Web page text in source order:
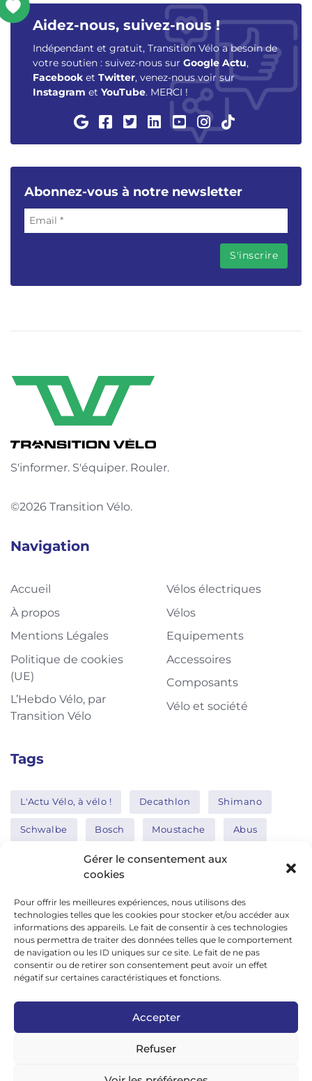
Gérer le consentement aux
cookies
Pour offrir les meilleures expériences, nous utilisons des
technologies telles que les cookies pour stocker et/ou accéder aux
informations des appareils. Le fait de consentir à ces technologies
nous permettra de traiter des données telles que le comportement
de navigation ou les ID uniques sur ce site. Le fait de ne pas
consentir ou de retirer son consentement peut avoir un effet
négatif sur certaines caractéristiques et fonctions.
Accepter
Refuser
Aidez-nous, suivez-nous !
Indépendant et gratuit, Transition Vélo a besoin de
votre soutien : suivez-nous sur Google Actu,
Facebook et Twitter, venez-nous voir sur
Instagram et YouTube. MERCI !
Abonnez-vous à notre newsletter
S'informer. S'équiper. Rouler.
©2026 Transition Vélo.
Navigation
Accueil
À propos
Mentions Légales
Politique de cookies
(UE)
L’Hebdo Vélo, par
Transition Vélo
Vélos électriques
Vélos
Equipements
Accessoires
Composants
Vélo et société
Tags
L'Actu Vélo, à vélo ! Decathlon Shimano
Schwalbe Bosch Moustache Abus
Thule Nakamura
Réseaux sociaux
google news
facebook
twitter